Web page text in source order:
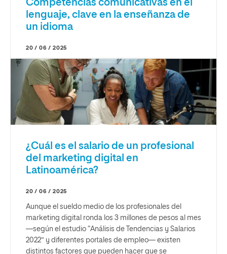
Competencias comunicativas en el
lenguaje, clave en la enseñanza de
un idioma
20 / 06 / 2025
¿Cuál es el salario de un profesional
del marketing digital en
Latinoamérica?
20 / 06 / 2025
Aunque el sueldo medio de los profesionales del
marketing digital ronda los 3 millones de pesos al mes
—según el estudio “Análisis de Tendencias y Salarios
2022” y diferentes portales de empleo— existen
distintos factores que pueden hacer que se